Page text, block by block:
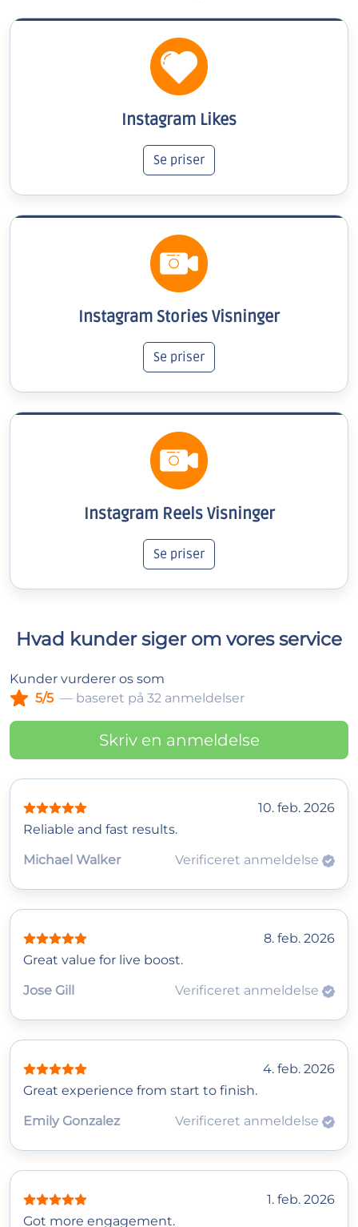
Instagram Likes
Se priser
Instagram Stories Visninger
Se priser
Instagram Reels Visninger
Se priser
Hvad kunder siger om vores service
Kunder vurderer os som
5/5 — baseret på 32 anmeldelser
Skriv en anmeldelse
10. feb. 2026
Reliable and fast results.
Michael Walker
Verificeret anmeldelse
8. feb. 2026
Great value for live boost.
Jose Gill
Verificeret anmeldelse
4. feb. 2026
Great experience from start to finish.
Emily Gonzalez
Verificeret anmeldelse
1. feb. 2026
Got more engagement.